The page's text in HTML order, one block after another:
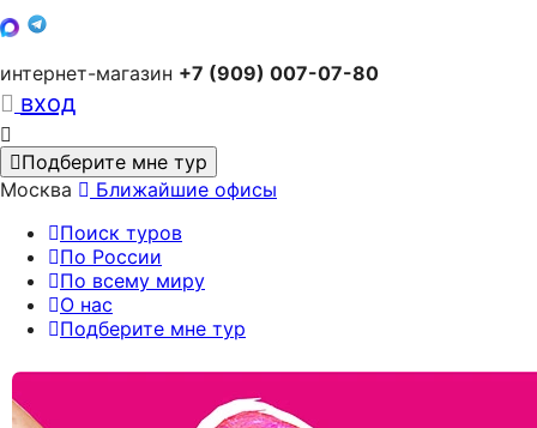
интернет-магазин +7 (909) 007-07-80
вход
Подберите мне тур
Москва
Ближайшие офисы
Поиск туров
По России
По всему миру
О нас
Подберите мне тур